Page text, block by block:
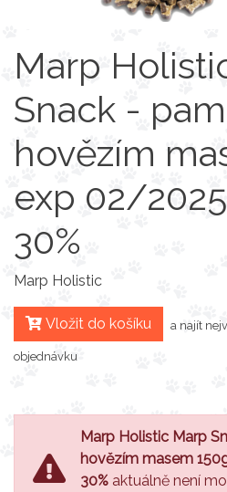
Marp
Snack -
hovězím
exp 02/
30%
Marp Holistic
Vložit do košíku a najít
objednávku
Marp Holistic Marp
hovězím masem
30% aktuálně není